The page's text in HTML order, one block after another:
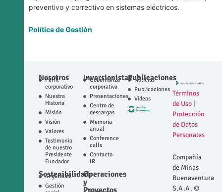
preventivo y correctivo en sistemas eléctricos.
Política de Gestión
Nosotros
Perfil
corporativo
Nuestra
Historia
Misión
Visión
Valores
Testimonio
de nuestro
Presidente
Fundador
Sostenibilidad
Seguridad
Gestión
Inversionistas
Gobernanza
corporativa
Presentaciones
Centro de
descargas
Memoria
anual
Conference
calls
Contacto
IR
Operaciones
y
Proyectos
Publicaciones
Noticias
Publicaciones
Videos
Términos
de Uso
Protección
de Datos
Personales
Compañía
de Minas
Buenaventura
S.A.A. ©